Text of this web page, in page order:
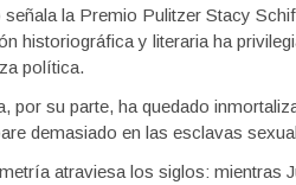
la Premio Pulitzer Stacy
historiográfica y literaria ha
política.
por su parte, ha quedado
demasiado en las esclavas
atraviesa los siglos: mientras